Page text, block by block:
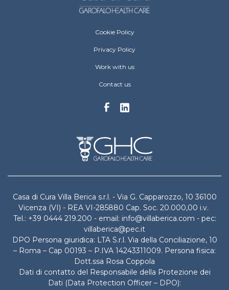
Villa Berica Footer menu
Cookie Policy
Privacy Policy
Work with us
Contact us
Casa di Cura Villa Berica s.r.l. - Via G. Capparozzo, 10 36100
Vicenza (VI) - REA VI-285880 Cap. Soc. 20.000,00 i.v.
Tel.: +39 0444 219.200 - email: info@villaberica.com - pec:
villaberica@pec.it
DPO Persona giuridica: LTA S.r.l. Via della Conciliazione, 10
– Roma – Cap 00193 – P.IVA 14243311009. Persona fisica:
Dott.ssa Rosa Coppola
Dati di contatto del Responsabile della Protezione dei
Dati (Data Protection Officer – DPO):